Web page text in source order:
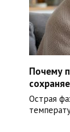
Почему
Острая